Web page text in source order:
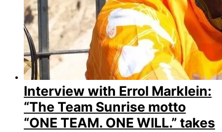
Interview with Errol Marklein:
“The Team Sunrise motto
“ONE TEAM. ONE WILL.” takes